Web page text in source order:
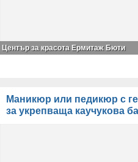
Център за красота Ермитаж Бюти
Маникюр или педикюр с
за укрепваща каучукова